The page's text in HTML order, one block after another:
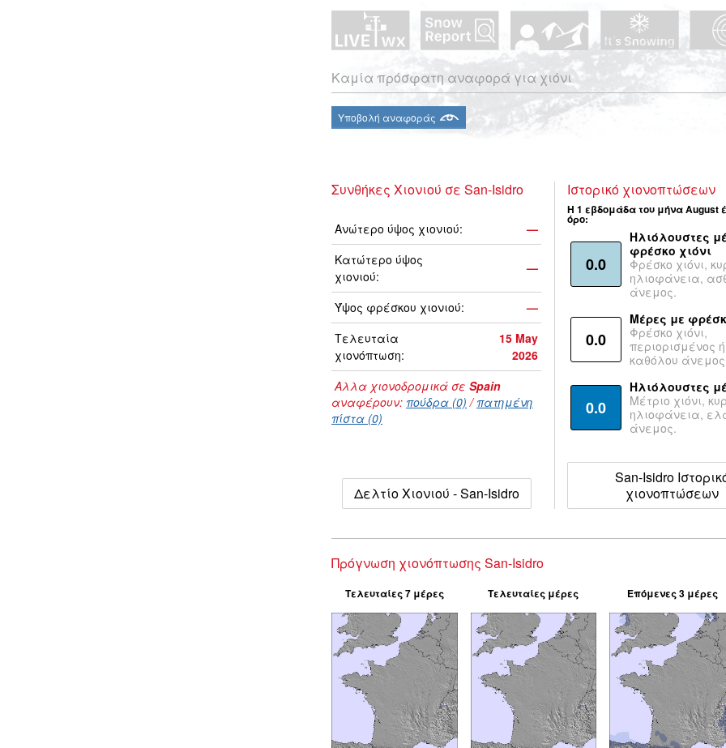
Καμία πρόσφατη αναφορά για χιόνι
Υποβολή αναφοράς
Συνθήκες Χιονιού σε San-Isidro
Ανώτερο ύψος χιονιού:
—
Κατώτερο ύψος
χιονιού:
—
Ύψος φρέσκου χιονιού:
—
Τελευταία
χιονόπτωση:
15 May
2026
Αλλα χιονοδρομικά σε Spain
αναφέρουν: πούδρα (0) /πατημένη
πίστα (0)
Δελτίο Χιονιού - San-Isidro
Ιστορικό χιονοπτώσεων
Η 1 εβδομάδα του μήνα August
όρο:
0.0
Ηλιόλουστες
φρέσκο χιόνι
Φρέσκο χιόνι,
ηλιοφάνεια,
άνεμος.
0.0
Μέρες με
Φρέσκο χιόνι,
περιορισμένος
καθόλου
0.0
Ηλιόλουστες
Μέτριο χιόνι,
ηλιοφάνεια,
άνεμος.
San-Isidro
χιονοπτώσεων
Πρόγνωση χιονόπτωσης San-Isidro
Τελευταίες 7 μέρες Τελευταίες μέρες Επόμενες 3 μέρες